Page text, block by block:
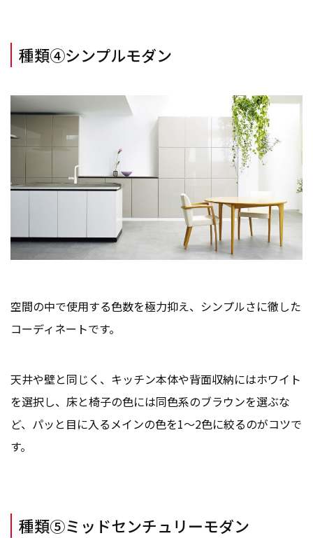
種類④シンプルモダン
空間の中で使用する色数を極力抑え、シンプルさに徹した
コーディネートです。
天井や壁と同じく、キッチン本体や背面収納にはホワイト
を選択し、床と椅子の色には同色系のブラウンを選ぶな
ど、パッと目に入るメインの色を1〜2色に絞るのがコツで
す。
種類⑤ミッドセンチュリーモダン